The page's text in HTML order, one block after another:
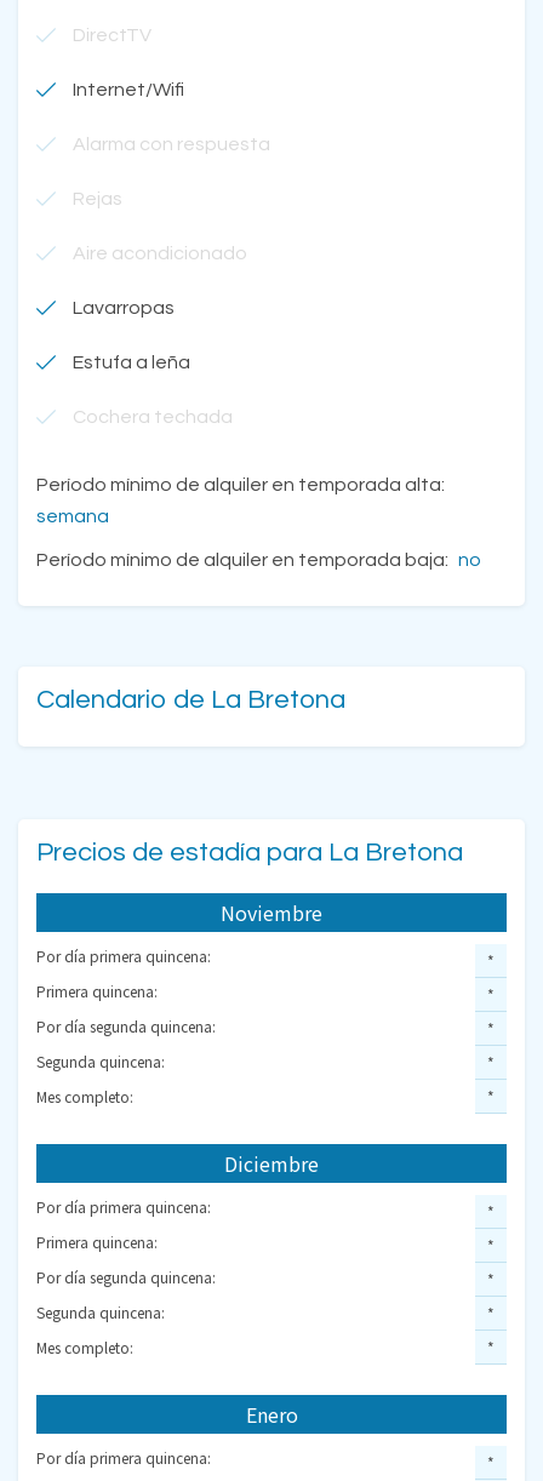
DirectTV
Internet/Wifi
Alarma con respuesta
Rejas
Aire acondicionado
Lavarropas
Estufa a leña
Cochera techada
Período mínimo de alquiler en temporada alta:
semana
Período mínimo de alquiler en temporada baja: no
Calendario de La Bretona
Precios de estadía para La Bretona
Noviembre
Por día primera quincena:
Primera quincena:
Por día segunda quincena:
Segunda quincena:
Mes completo:
*
*
*
*
*
Diciembre
Por día primera quincena:
Primera quincena:
Por día segunda quincena:
Segunda quincena:
Mes completo:
*
*
*
*
*
Enero
Por día primera quincena:
*